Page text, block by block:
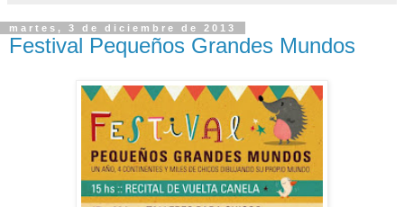
martes, 3 de diciembre de 2013
Festival Pequeños Grandes Mundos